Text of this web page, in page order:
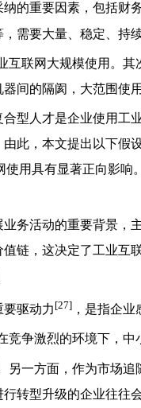
的重要因素，包括财
需要大量、稳定、持
互联网大规模使用。
间的隔阂，大范围使
型人才是企业使用工
此，本文提出以下假
使用具有显著正向影响
务活动的重要背景，
链，这决定了工业互
驱动力 [27]，是指企业
竞争激烈的环境下，中
另一方面，作为市场追
转型升级的企业往往